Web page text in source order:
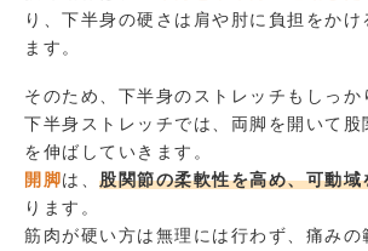
り、下半身の硬さは肩や肘に負担をかけ
ます。
そのため、下半身のストレッチもしっか
下半身ストレッチでは、両脚を開いて股
を伸ばしていきます。
開脚は、 股関節の柔軟性を高め、可動域
ります。
筋肉が硬い方は無理には行わず、痛みの